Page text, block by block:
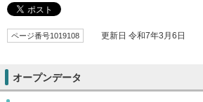
ページ番号1019108 更新日 令和7年3月6日
オープンデータ